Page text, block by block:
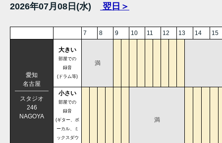
2026年07月08日(水) 翌日＞
7 8 9 10 11 12 13 14 15
愛知
名古屋
スタジオ
246
NAGOYA
大きい
部屋での
録音
(ドラム等)
満
小さい
部屋での
録音
(ギター、ボ
ーカル、ミ
ックスダウ
満